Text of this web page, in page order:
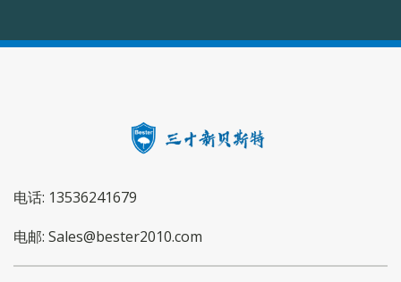
电话: 13536241679
电邮: Sales@bester2010.com